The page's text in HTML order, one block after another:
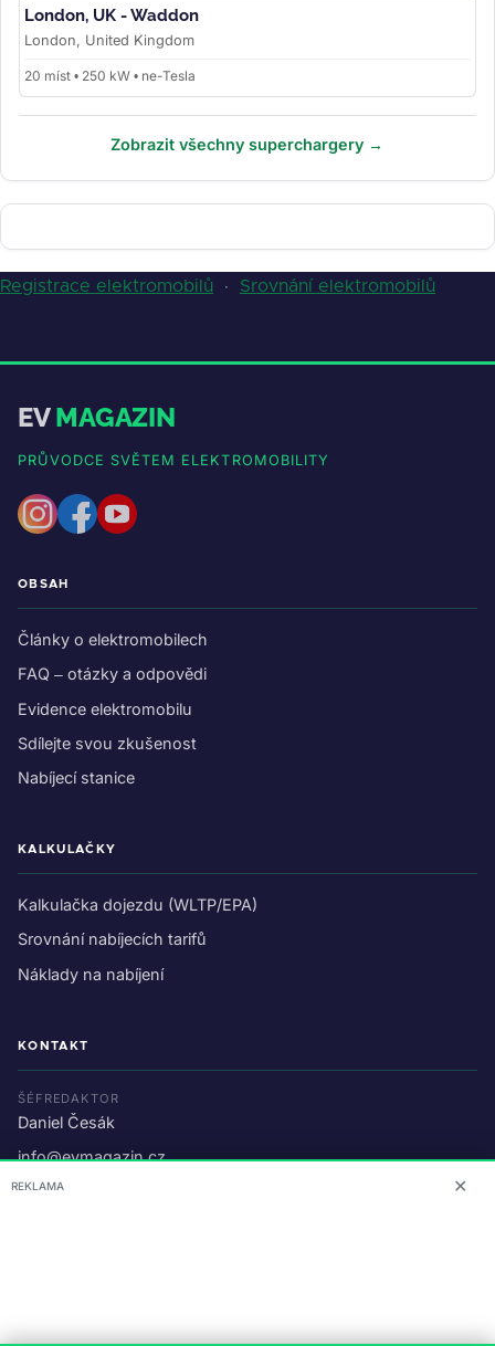
London, UK - Waddon
London, United Kingdom
20 míst • 250 kW • ne-Tesla
Zobrazit všechny superchargery →
Registrace elektromobilů · Srovnání elektromobilů
EVMAGAZIN
PRŮVODCE SVĚTEM ELEKTROMOBILITY
OBSAH
Články o elektromobilech
FAQ – otázky a odpovědi
Evidence elektromobilu
Sdílejte svou zkušenost
Nabíjecí stanice
KALKULAČKY
Kalkulačka dojezdu (WLTP/EPA)
Srovnání nabíjecích tarifů
Náklady na nabíjení
KONTAKT
ŠÉFREDAKTOR
Daniel Česák
info@evmagazin.cz
O nás
REKLAMA ✕